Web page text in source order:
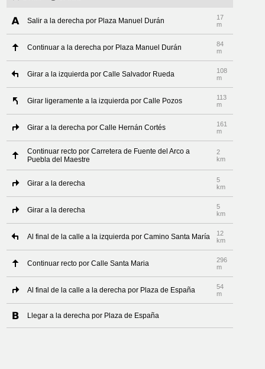
Salir a la derecha por Plaza Manuel Durán
17
m
Continuar a la derecha por Plaza Manuel Durán
84
m
Girar a la izquierda por Calle Salvador Rueda
108
m
Girar ligeramente a la izquierda por Calle Pozos
113
m
Girar a la derecha por Calle Hernán Cortés
161
m
Continuar recto por Carretera de Fuente del Arco a
Puebla del Maestre
2
km
Girar a la derecha
5
km
Girar a la derecha
5
km
Al final de la calle a la izquierda por Camino Santa María
12
km
Continuar recto por Calle Santa Maria
296
m
Al final de la calle a la derecha por Plaza de España
54
m
Llegar a la derecha por Plaza de España